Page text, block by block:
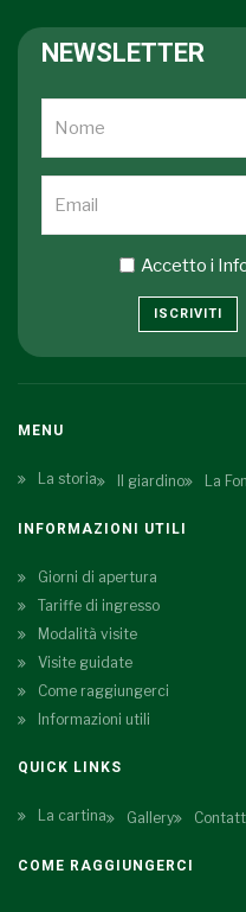
NEWSLETTER
Accetto i
ISCRIVITI
MENU
La storia Il giardino La
INFORMAZIONI UTILI
Giorni di apertura
Tariffe di ingresso
Modalità visite
Visite guidate
Come raggiungerci
Informazioni utili
QUICK LINKS
La cartina Gallery
COME RAGGIUNGERCI